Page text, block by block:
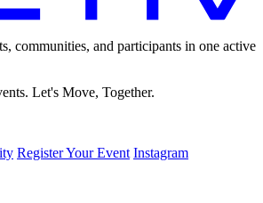
communities, and participants in one active
Let's Move, Together.
Register Your Event Instagram